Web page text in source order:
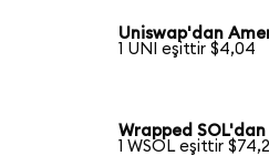
Uniswap'dan
1 UNI eşittir $4,04
Wrapped
1 WSOL eşittir